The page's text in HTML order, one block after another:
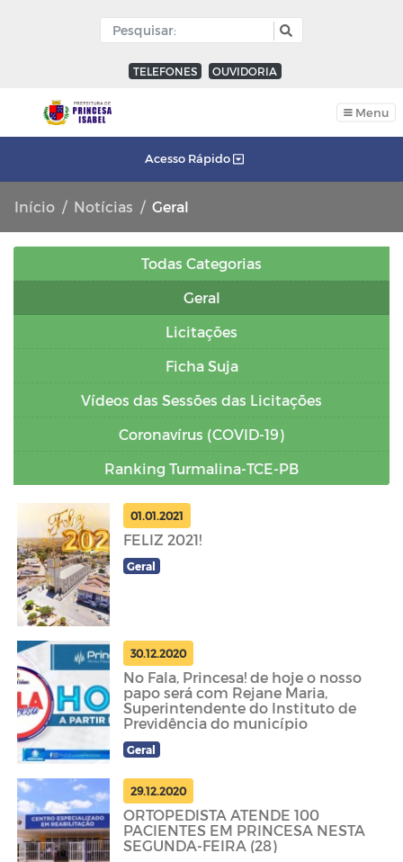
TELEFONES OUVIDORIA
Menu
Acesso Rápido
Início Notícias Geral
Todas Categorias
Geral
Licitações
Ficha Suja
Vídeos das Sessões das Licitações
Coronavírus (COVID-19)
Ranking Turmalina-TCE-PB
01.01.2021
FELIZ 2021!
Geral
30.12.2020
No Fala, Princesa! de hoje o nosso
papo será com Rejane Maria,
Superintendente do Instituto de
Previdência do município
Geral
29.12.2020
ORTOPEDISTA ATENDE 100
PACIENTES EM PRINCESA NESTA
SEGUNDA-FEIRA (28)